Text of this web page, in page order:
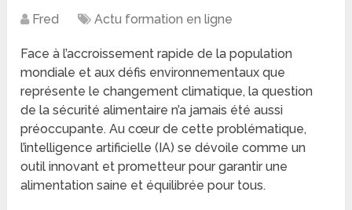
Fred Actu formation en ligne
Face à l’accroissement rapide de la population
mondiale et aux défis environnementaux que
représente le changement climatique, la question
de la sécurité alimentaire n’a jamais été aussi
préoccupante. Au cœur de cette problématique,
l’intelligence artificielle (IA) se dévoile comme un
outil innovant et prometteur pour garantir une
alimentation saine et équilibrée pour tous.